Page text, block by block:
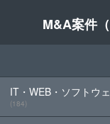
M&A案件
IT・WEB・ソフトウ
(184)